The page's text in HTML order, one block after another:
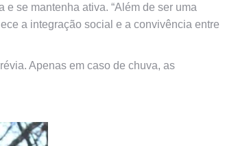
se mantenha ativa. “Além de ser uma
a integração social e a convivência entre
Apenas em caso de chuva, as